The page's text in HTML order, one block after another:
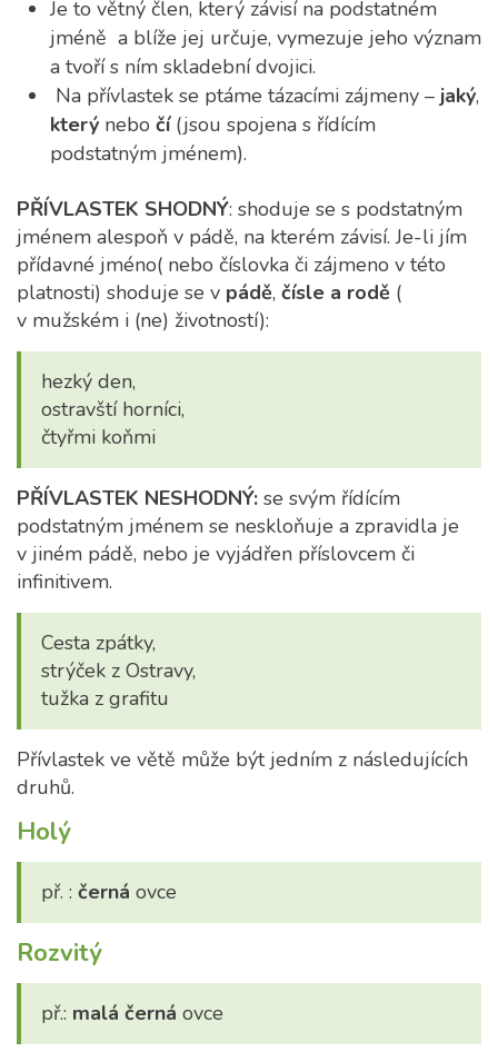
Je to větný člen, který závisí na podstatném
jméně a blíže jej určuje, vymezuje jeho význam
a tvoří s ním skladební dvojici.
Na přívlastek se ptáme tázacími zájmeny – jaký,
který nebo čí(jsou spojena s řídícím
podstatným jménem).
PŘÍVLASTEK SHODNÝ: shoduje se s podstatným
jménem alespoň v pádě, na kterém závisí. Je-li jím
přídavné jméno( nebo číslovka či zájmeno v této
platnosti) shoduje se v pádě, čísle a rodě (
v mužském i (ne) životností):
hezký den,
ostravští horníci,
čtyřmi koňmi
PŘÍVLASTEK NESHODNÝ: se svým řídícím
podstatným jménem se neskloňuje a zpravidla je
v jiném pádě, nebo je vyjádřen příslovcem či
infinitivem.
Cesta zpátky,
strýček z Ostravy,
tužka z grafitu
Přívlastek ve větě může být jedním z následujících
druhů.
Holý
př. : černá ovce
Rozvitý
př.: malá černá ovce